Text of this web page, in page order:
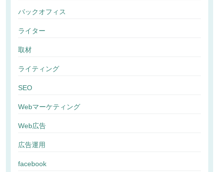
バックオフィス
ライター
取材
ライティング
SEO
Webマーケティング
Web広告
広告運用
facebook